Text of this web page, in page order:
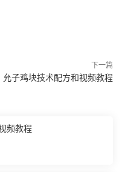
下一篇
允子鸡块技术配方和视频教程
频教程